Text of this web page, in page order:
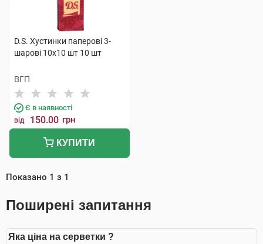
D.S. Хустинки паперові 3-
шарові 10х10 шт 10 шт
ВГП
Є в наявності
від 150.00 грн
КУПИТИ
Показано 1 з 1
Поширені запитання
Яка ціна на серветки ?